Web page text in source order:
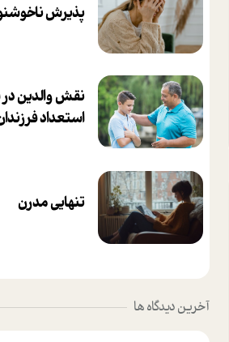
پذیرش
نقش والدین
ا‌ستعداد
تنهایی مدرن
آخرین دیدگاه ها